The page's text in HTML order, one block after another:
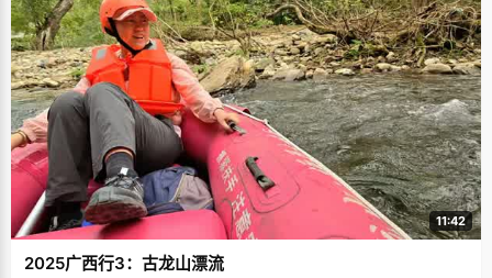
11:42
2025广西行3：古龙山漂流